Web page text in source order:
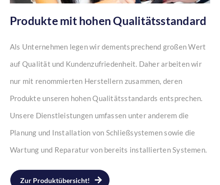
Produkte mit hohen Qualitätsstandard
Als Unternehmen legen wir dementsprechend großen Wert
auf Qualität und Kundenzufriedenheit. Daher arbeiten wir
nur mit renommierten Herstellern zusammen, deren
Produkte unseren hohen Qualitätsstandards entsprechen.
Unsere Dienstleistungen umfassen unter anderem die
Planung und Installation von Schließsystemen sowie die
Wartung und Reparatur von bereits installierten Systemen.
Zur Produktübersicht!